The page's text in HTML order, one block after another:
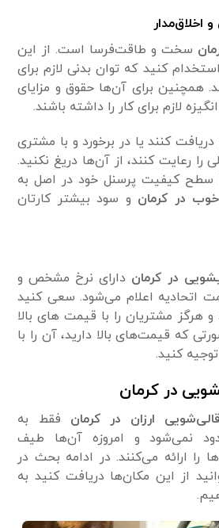
اخلاق‌مدار
سخت و طاقت‌فرسا است. از این
کنید که توان بدنی لازم برای
همچنین برای آن‌ها حقوق و مزایای
لازم برای کار را داشته باشند.
کنند یا در برخورد و با مشتری
رعایت کنند، از آن‌ها دریغ نکنید.
سطح کیفیت پرسنل خود در اصل به
در کرمان و سود بیشتر کارتان
در کرمان دارای نرخ مشخص و
اتحادیه اعلام می‌شود. سعی کنید
هرگز مشتریان را با قیمت های بالا
که قیمت‌های بالا دارید، آن را با
کنید.
در کرمان
قالی‌شویی ارزان در کرمان فقط به
نمی‌شود و امروزه آن‌ها طیف
را ارائه می‌کنند. در ادامه بحث در
از این مکان‌ها دریافت کنید به